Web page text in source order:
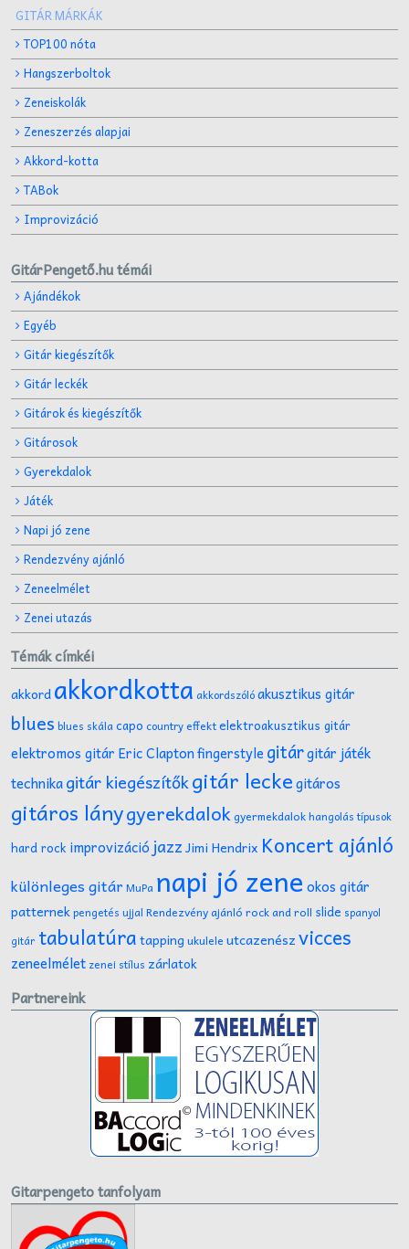
GITÁR MÁRKÁK
TOP100 nóta
Hangszerboltok
Zeneiskolák
Zeneszerzés alapjai
Akkord-kotta
TABok
Improvizáció
GitárPengető.hu témái
Ajándékok
Egyéb
Gitár kiegészítők
Gitár leckék
Gitárok és kiegészítők
Gitárosok
Gyerekdalok
Játék
Napi jó zene
Rendezvény ajánló
Zeneelmélet
Zenei utazás
Témák címkéi
akkordakkordkotta akkordszólóakusztikus gitár
blues blues skálacapo country effektelektroakusztikus gitár
elektromos gitár Eric Claptonfingerstyle gitárgitár játék
technikagitár kiegészítőkgitár leckegitáros
gitáros lánygyerekdalokgyermekdalokhangolás típusok
hard rock improvizáció jazzJimi Hendrix Koncert ajánló
különleges gitár MuPa napi jó zene okos gitár
patternekpengetés ujjal Rendezvény ajánló rock and roll slide spanyol
gitár tabulatúratapping ukulele utcazenészvicces
zeneelmélet zenei stílus zárlatok
Partnereink
Gitarpengeto tanfolyam